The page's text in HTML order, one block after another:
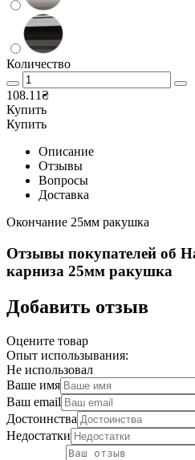
Количество
108.11₴
Купить
Купить
Описание
Отзывы
Вопросы
Доставка
Окончание 25мм ракушка
Отзывы покупателей об
карниза 25мм ракушка
Добавить отзыв
Оцените товар
Опыт использывания:
Не использовал
Ваше имя
Ваш email
Достоинства
Недостатки